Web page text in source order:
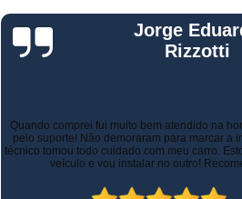
Monitoramento
Monitoramento
Monitoramento
Gustavo Leone
controlar as entregas tanto urbanas como no
Gerais. Contratamos os serviços de
Inicialmente já economizamos com os custos
Atualmente, contamos com diversos recursos